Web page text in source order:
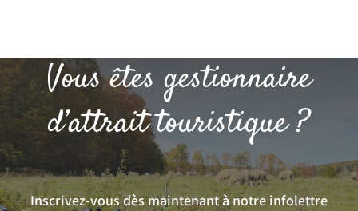
Vous êtes gestionnaire
d’attrait touristique ?
Inscrivez-vous dès maintenant à notre infolettre